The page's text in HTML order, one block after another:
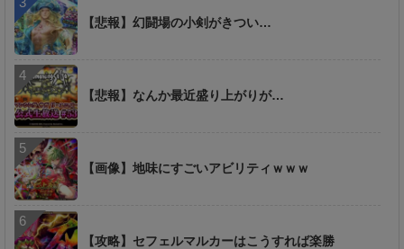
【悲報】幻闘場の小剣がきつい…
【悲報】なんか最近盛り上がりが…
【画像】地味にすごいアビリティｗｗｗ
【攻略】セフェルマルカーはこうすれば楽勝